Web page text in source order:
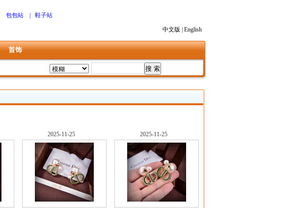
包包站 鞋子站
中文版 English
首饰
2025-11-25 2025-11-25